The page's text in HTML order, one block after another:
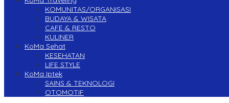
KOMUNITAS/ORGANISASI
BUDAYA & WISATA
CAFE & RESTO
KULINER
KoMa Sehat
KESEHATAN
LIFE STYLE
KoMa Iptek
SAINS & TEKNOLOGI
OTOMOTIF